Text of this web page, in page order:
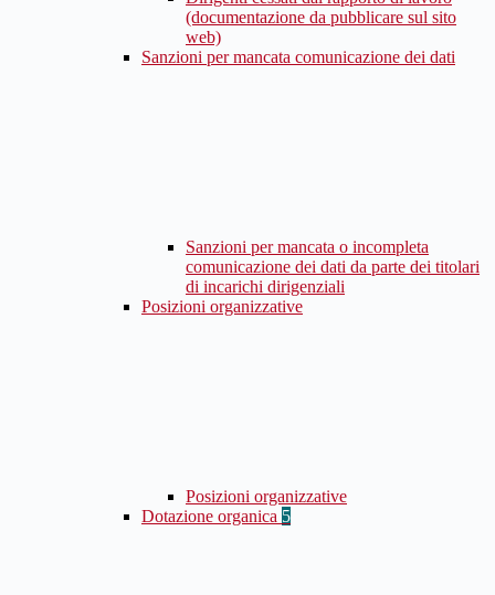
(documentazione da pubblicare sul sito
web)
Sanzioni per mancata comunicazione dei dati
Sanzioni per mancata o incompleta
comunicazione dei dati da parte dei titolari
di incarichi dirigenziali
Posizioni organizzative
Posizioni organizzative
Dotazione organica 5